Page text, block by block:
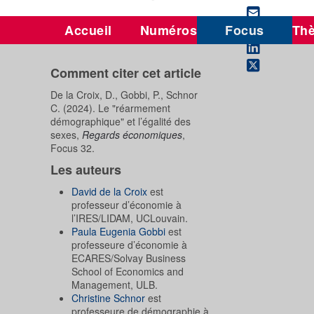
Accueil Numéros Focus
Comment citer cet article
De la Croix, D., Gobbi, P., Schnor
C. (2024). Le "réarmement
démographique" et l’égalité des
sexes, Regards économiques,
Focus 32.
Les auteurs
David de la Croix est
professeur d’économie à
l’IRES/LIDAM, UCLouvain.
Paula Eugenia Gobbi est
professeure d’économie à
ECARES/Solvay Business
School of Economics and
Management, ULB.
Christine Schnor est
professeure de démographie à